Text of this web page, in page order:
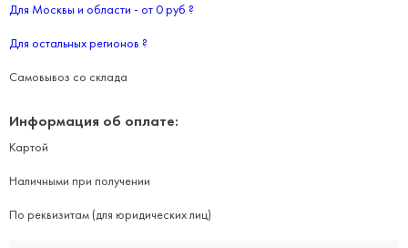
Для Москвы и области - от 0 руб ?
Для остальных регионов ?
Самовывоз со склада
Информация об оплате:
Картой
Наличными при получении
По реквизитам (для юридических лиц)